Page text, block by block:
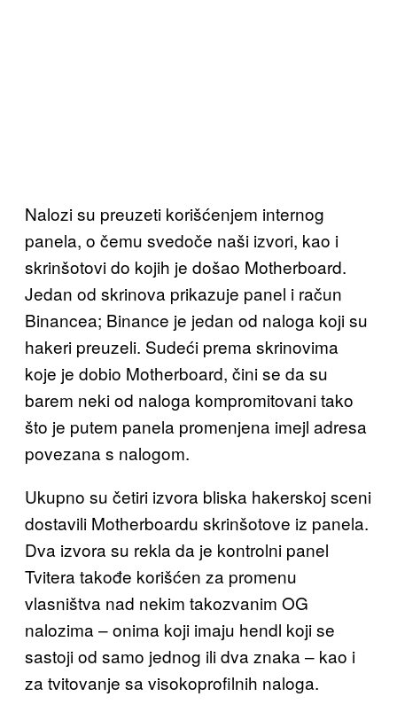
Nalozi su preuzeti korišćenjem internog
panela, o čemu svedoče naši izvori, kao i
skrinšotovi do kojih je došao Motherboard.
Jedan od skrinova prikazuje panel i račun
Binancea; Binance je jedan od naloga koji su
hakeri preuzeli. Sudeći prema skrinovima
koje je dobio Motherboard, čini se da su
barem neki od naloga kompromitovani tako
što je putem panela promenjena imejl adresa
povezana s nalogom.
Ukupno su četiri izvora bliska hakerskoj sceni
dostavili Motherboardu skrinšotove iz panela.
Dva izvora su rekla da je kontrolni panel
Tvitera takođe korišćen za promenu
vlasništva nad nekim takozvanim OG
nalozima – onima koji imaju hendl koji se
sastoji od samo jednog ili dva znaka – kao i
za tvitovanje sa visokoprofilnih naloga.